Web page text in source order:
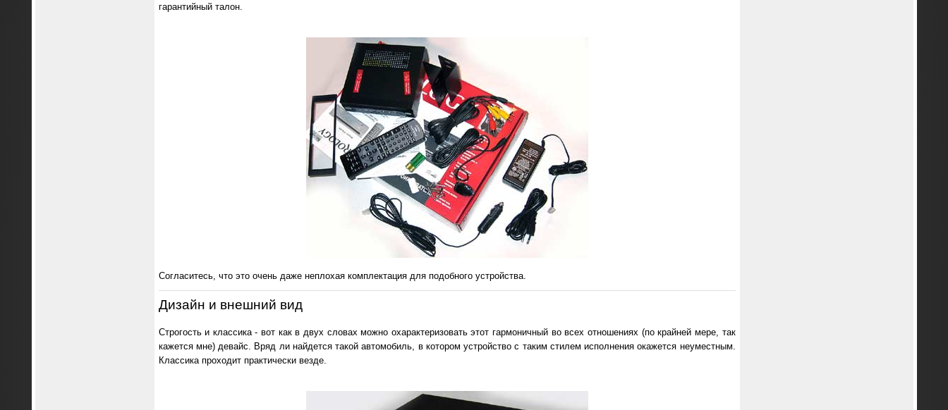
гарантийный талон.
Согласитесь, что это очень даже неплохая комплектация для подобного устройства.
Дизайн и внешний вид
Строгость и классика - вот как в двух словах можно охарактеризовать этот гармоничный во всех отношениях (по крайней мере, так
кажется мне) девайс. Вряд ли найдется такой автомобиль, в котором устройство с таким стилем исполнения окажется неуместным.
Классика проходит практически везде.